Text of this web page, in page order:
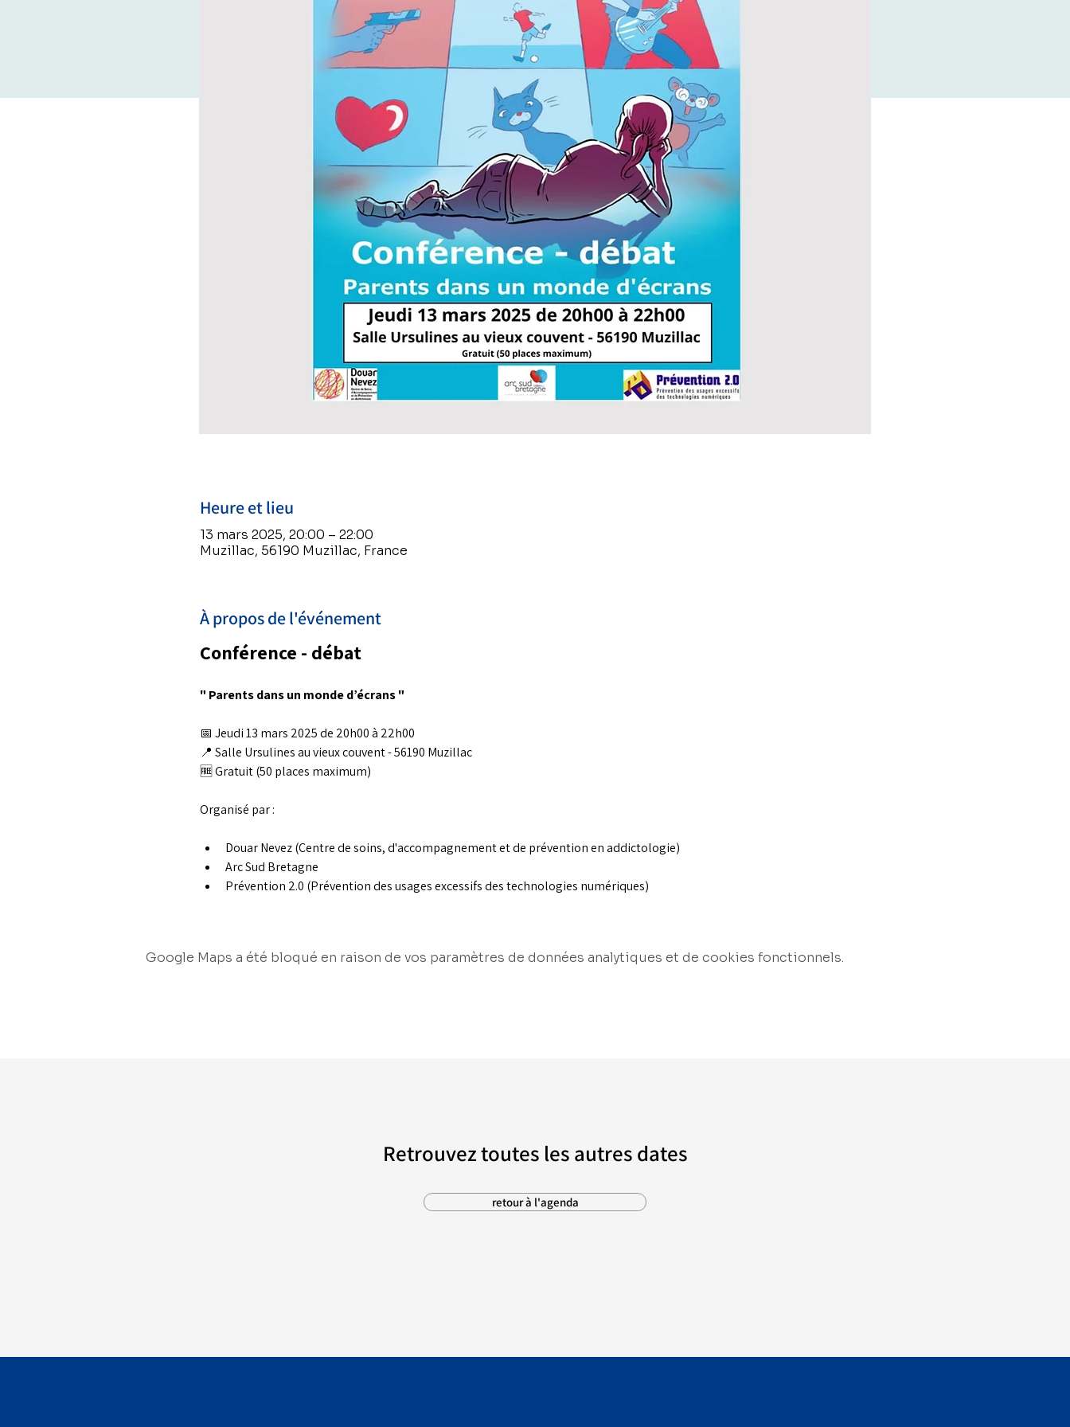
Heure et lieu
13 mars 2025, 20:00 – 22:00
Muzillac, 56190 Muzillac, France
À propos de l'événement
Conférence - débat
" Parents dans un monde d’écrans "
📅 Jeudi 13 mars 2025 de 20h00 à 22h00
📍 Salle Ursulines au vieux couvent - 56190 Muzillac
🆓 Gratuit (50 places maximum)
Organisé par :
Douar Nevez (Centre de soins, d'accompagnement et de prévention en addictologie)
Arc Sud Bretagne
Prévention 2.0 (Prévention des usages excessifs des technologies numériques)
Google Maps a été bloqué en raison de vos paramètres de données analytiques et de cookies fonctionnels.
Retrouvez toutes les autres dates
retour à l'agenda